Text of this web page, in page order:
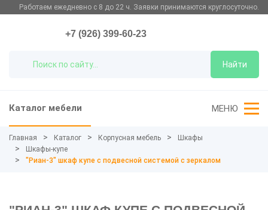
Работаем ежедневно с 8 до 22 ч. Заявки принимаются круглосуточно.
Найти
+7 (926) 399-60-23
Каталог мебели МЕНЮ
Главная Каталог Корпусная мебель
Шкафы
Шкафы-купе
"Риан-3" шкаф купе с подвесной системой с зеркалом